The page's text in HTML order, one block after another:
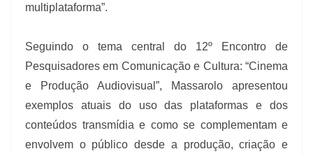
multiplataforma”.
Seguindo o tema central do 12º Encontro de
Pesquisadores em Comunicação e Cultura: “Cinema
e Produção Audiovisual”, Massarolo apresentou
exemplos atuais do uso das plataformas e dos
conteúdos transmídia e como se complementam e
envolvem o público desde a produção, criação e